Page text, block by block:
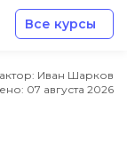
Все курсы
Иван Шарков
07 августа 2026